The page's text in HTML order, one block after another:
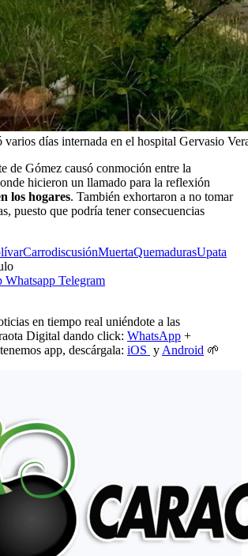
varios días internada en el hospital Gervasio
de Gómez causó conmoción entre la
hicieron un llamado para la reflexión
los hogares. También exhortaron a no tomar
puesto que podría tener consecuencias
CarrodiscusiónMuertaQuemadurasUpata
Whatsapp Telegram
en tiempo real uniéndote a las
Digital dando click: WhatsApp +
app, descárgala: iOS y Android 🌱